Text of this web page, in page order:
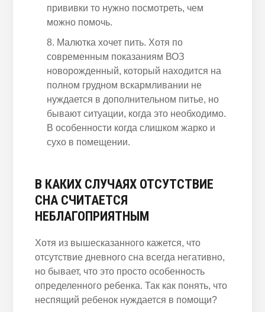
прививки то нужно посмотреть, чем
можно помочь.
Малютка хочет пить. Хотя по
современным показаниям ВОЗ
новорожденный, который находится на
полном грудном вскармливании не
нуждается в дополнительном питье, но
бывают ситуации, когда это необходимо.
В особенности когда слишком жарко и
сухо в помещении.
В КАКИХ СЛУЧАЯХ ОТСУТСТВИЕ
СНА СЧИТАЕТСЯ
НЕБЛАГОПРИЯТНЫМ
Хотя из вышесказанного кажется, что
отсутствие дневного сна всегда негативно,
но бывает, чтоэто просто особенность
определенного ребенка. Так как понять, что
неспящий ребенокнуждается в помощи?